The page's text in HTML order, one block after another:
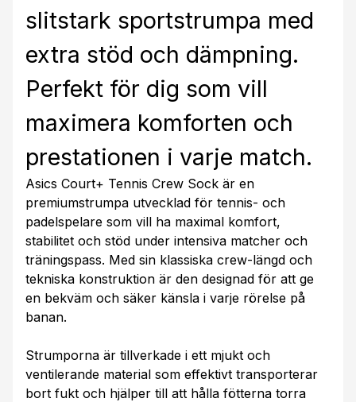
slitstark sportstrumpa med
extra stöd och dämpning.
Perfekt för dig som vill
maximera komforten och
prestationen i varje match.
Asics Court+ Tennis Crew Sock är en
premiumstrumpa utvecklad för tennis- och
padelspelare som vill ha maximal komfort,
stabilitet och stöd under intensiva matcher och
träningspass. Med sin klassiska crew-längd och
tekniska konstruktion är den designad för att ge
en bekväm och säker känsla i varje rörelse på
banan.
Strumporna är tillverkade i ett mjukt och
ventilerande material som effektivt transporterar
bort fukt och hjälper till att hålla fötterna torra